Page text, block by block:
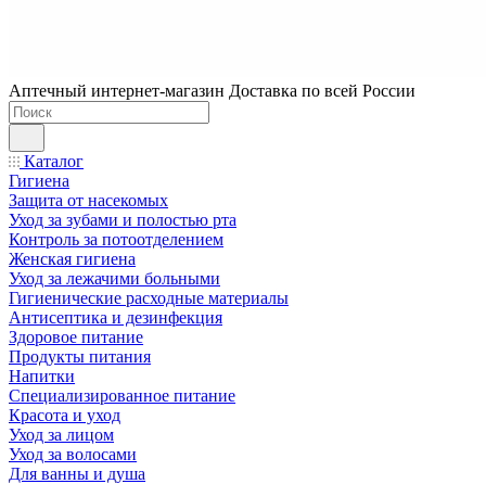
Аптечный интернет-магазин Доставка по всей России
Каталог
Гигиена
Защита от насекомых
Уход за зубами и полостью рта
Контроль за потоотделением
Женская гигиена
Уход за лежачими больными
Гигиенические расходные материалы
Антисептика и дезинфекция
Здоровое питание
Продукты питания
Напитки
Специализированное питание
Красота и уход
Уход за лицом
Уход за волосами
Для ванны и душа